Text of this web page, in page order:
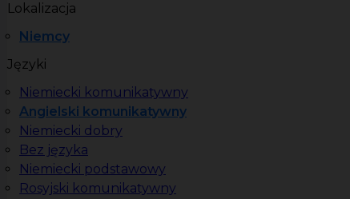
Lokalizacja
Niemcy
Języki
Niemiecki komunikatywny
Angielski komunikatywny
Niemiecki dobry
Bez języka
Niemiecki podstawowy
Rosyjski komunikatywny